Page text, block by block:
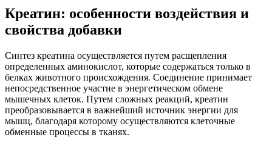
Креатин: особенности воздействия и
свойства добавки
Синтез креатина осуществляется путем расщепления
определенных аминокислот, которые содержаться только в
белках животного происхождения. Соединение принимает
непосредственное участие в энергетическом обмене
мышечных клеток. Путем сложных реакций, креатин
преобразовывается в важнейший источник энергии для
мышц, благодаря которому осуществляются клеточные
обменные процессы в тканях.